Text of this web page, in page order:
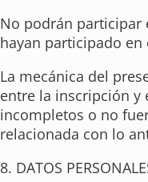
No podrán participar
hayan participado
La mecánica del
entre la inscripción y
incompletos o no
relacionada con lo
8. DATOS